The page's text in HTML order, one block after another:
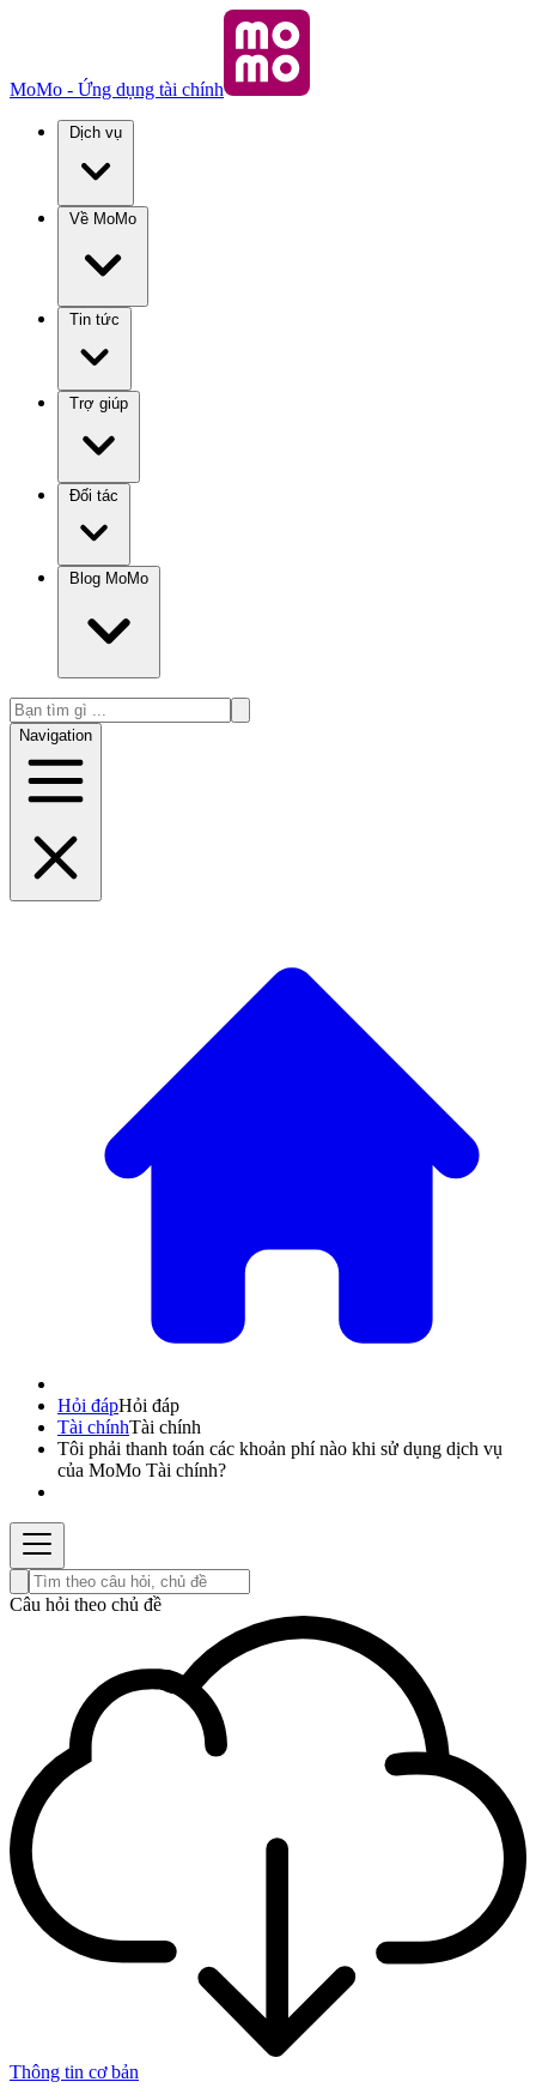
MoMo - Ứng dụng tài chính
Dịch vụ
Về MoMo
Tin tức
Trợ giúp
Đối tác
Blog MoMo
Navigation
Hỏi đápHỏi đáp
Tài chínhTài chính
Tôi phải thanh toán các khoản phí nào khi sử dụng dịch vụ
của MoMo Tài chính?
Câu hỏi theo chủ đề
Thông tin cơ bản